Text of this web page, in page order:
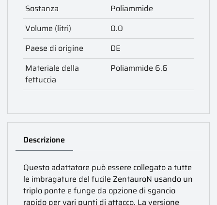
Sostanza
Poliammide
Volume (litri)
0.0
Paese di origine
DE
Materiale della
fettuccia
Poliammide 6.6
Descrizione
Questo adattatore può essere collegato a tutte
le imbragature del fucile ZentauroN usando un
triplo ponte e funge da opzione di sgancio
rapido per vari punti di attacco. La versione